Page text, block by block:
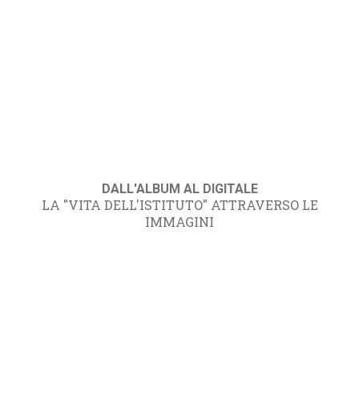
DALL'ALBUM AL DIGITALE
LA "VITA DELL'ISTITUTO" ATTRAVERSO LE
IMMAGINI